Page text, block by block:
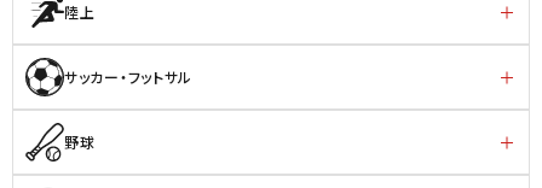
陸上
サッカー・フットサル
野球